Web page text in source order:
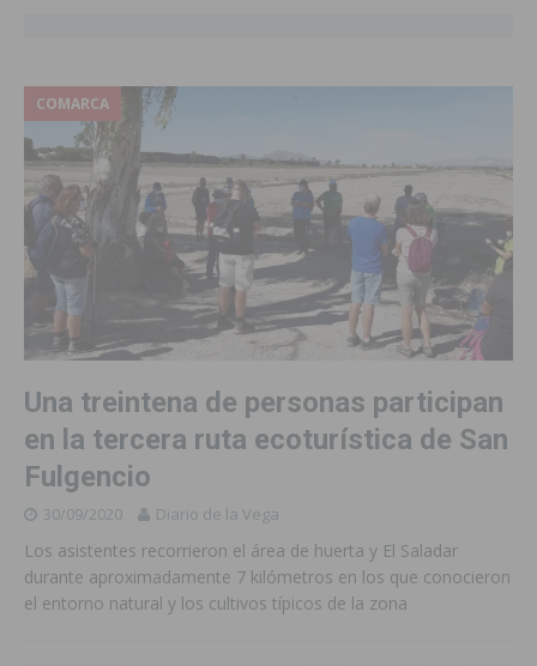
COMARCA
Una treintena de personas participan
en la tercera ruta ecoturística de San
Fulgencio
30/09/2020 Diario de la Vega
Los asistentes recorrieron el área de huerta y El Saladar
durante aproximadamente 7 kilómetros en los que conocieron
el entorno natural y los cultivos típicos de la zona